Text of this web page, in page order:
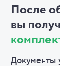
После
вы
Документы